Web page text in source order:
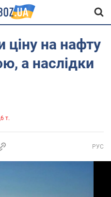
ціну на нафту
а наслідки
т.
РУС